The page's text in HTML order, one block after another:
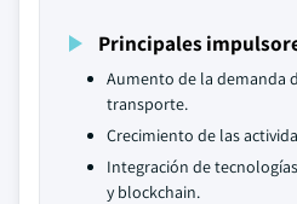
Principales
Aumento de la demanda
transporte.
Crecimiento de las
Integración de
y blockchain.